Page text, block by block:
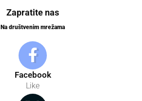
Zapratite nas
Na društvenim mrežama
Facebook
Like